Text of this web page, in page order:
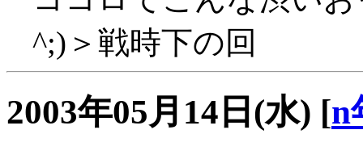
^;)＞戦時下の回
2003年05月14日(水) [n